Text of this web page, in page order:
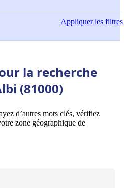
Appliquerles filtres
la recherche
(81000)
d’autres mots clés, vérifiez
zone géographique de